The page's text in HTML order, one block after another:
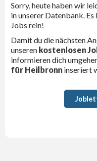
Sorry, heute haben wir
in unserer Datenbank.
Jobs rein!
Damit du die nächsten
unseren kostenlosen
informieren dich
für Heilbronn inseriert